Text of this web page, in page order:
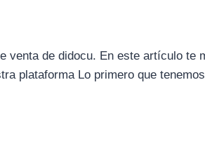
venta de didocu. En este artículo
plataforma Lo primero que